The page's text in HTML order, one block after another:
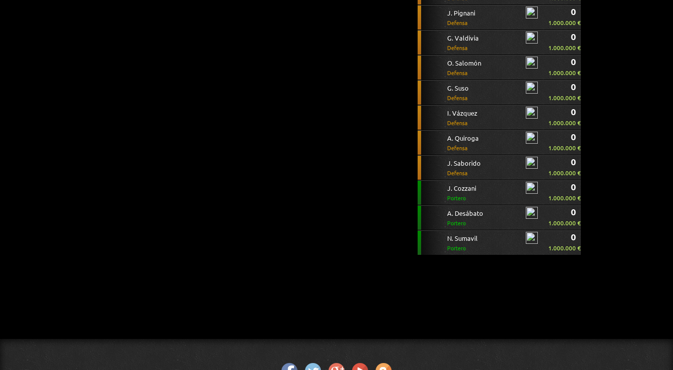
J. Pignani
Defensa
0
1.000.000 €
G. Valdivia
Defensa
0
1.000.000 €
O. Salomón
Defensa
0
1.000.000 €
G. Suso
Defensa
0
1.000.000 €
I. Vázquez
Defensa
0
1.000.000 €
A. Quiroga
Defensa
0
1.000.000 €
J. Saborido
Defensa
0
1.000.000 €
J. Cozzani
Portero
0
1.000.000 €
A. Desábato
Portero
0
1.000.000 €
N. Sumavil
Portero
0
1.000.000 €